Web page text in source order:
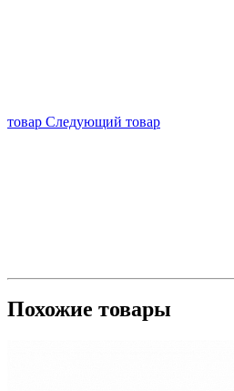
товар Следующий товар
Похожие товары